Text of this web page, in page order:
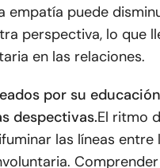
empatía puede
perspectiva, lo que
en las relaciones.
por su
despectivas.El ritmo
las líneas